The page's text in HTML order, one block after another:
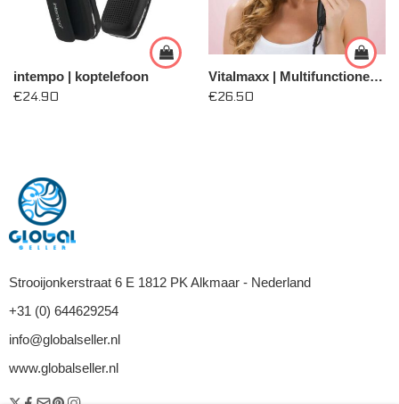
intempo | koptelefoon
€24.90
Vitalmaxx | Multifunctionele strijkborstel Deluxe 50W
€26.50
Strooijonkerstraat 6 E 1812 PK Alkmaar - Nederland
+31 (0) 644629254
info@globalseller.nl
www.globalseller.nl